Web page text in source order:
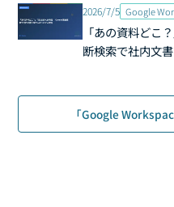
2026/7/5 Google
「あの資料どこ
断検索で社内文
「Google